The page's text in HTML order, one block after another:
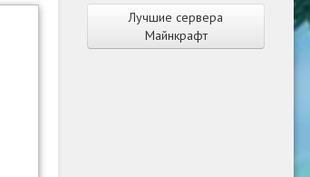
Лучшие сервера
Майнкрафт